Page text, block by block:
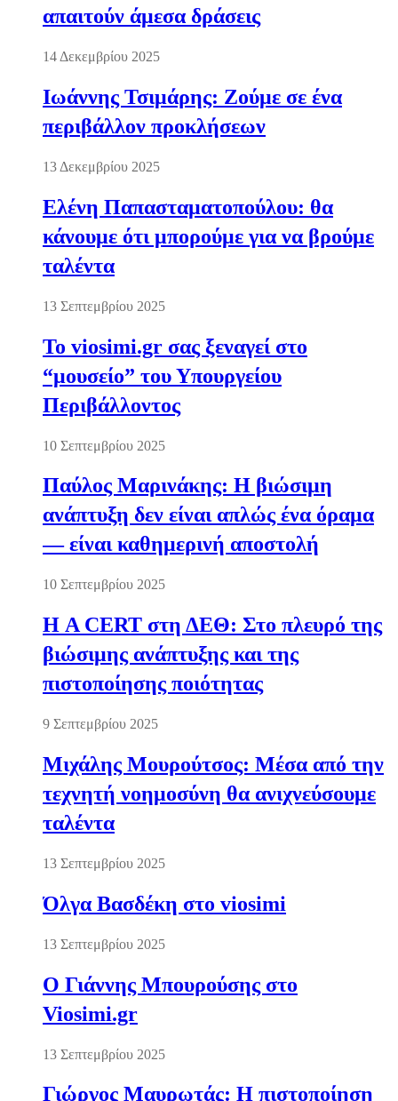
απαιτούν άμεσα δράσεις
14 Δεκεμβρίου 2025
Ιωάννης Τσιμάρης: Ζούμε σε ένα
περιβάλλον προκλήσεων
13 Δεκεμβρίου 2025
Ελένη Παπασταματοπούλου: θα
κάνουμε ότι μπορούμε για να βρούμε
ταλέντα
13 Σεπτεμβρίου 2025
Το viosimi.gr σας ξεναγεί στο
“μουσείο” του Υπουργείου
Περιβάλλοντος
10 Σεπτεμβρίου 2025
Παύλος Μαρινάκης: Η βιώσιμη
ανάπτυξη δεν είναι απλώς ένα όραμα
— είναι καθημερινή αποστολή
10 Σεπτεμβρίου 2025
Η A CERT στη ΔΕΘ: Στο πλευρό της
βιώσιμης ανάπτυξης και της
πιστοποίησης ποιότητας
9 Σεπτεμβρίου 2025
Μιχάλης Μουρούτσος: Μέσα από την
τεχνητή νοημοσύνη θα ανιχνεύσουμε
ταλέντα
13 Σεπτεμβρίου 2025
Όλγα Βασδέκη στο viosimi
13 Σεπτεμβρίου 2025
Ο Γιάννης Μπουρούσης στο
Viosimi.gr
13 Σεπτεμβρίου 2025
Γιώργος Μαυρωτάς: Η πιστοποίηση